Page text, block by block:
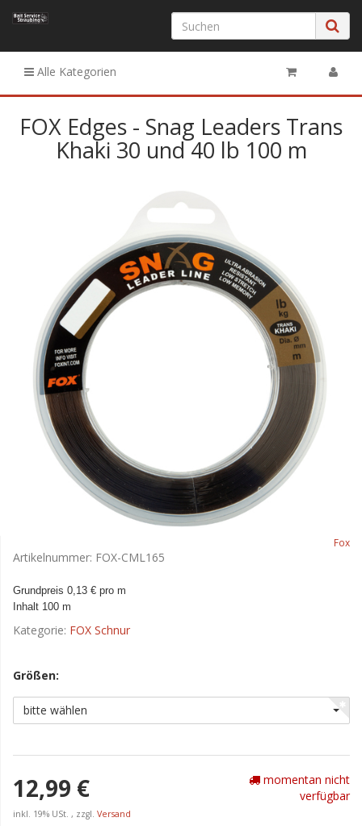
Alle Kategorien
FOX Edges - Snag Leaders Trans
Khaki 30 und 40 lb 100 m
Fox
Artikelnummer: FOX-CML165
Grundpreis 0,13 € pro m
Inhalt 100 m
Kategorie: FOX Schnur
Größen:
bitte wählen
12,99 €
inkl. 19% USt. , zzgl. Versand
momentan nicht
verfügbar